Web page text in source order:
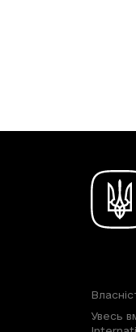
Увесь